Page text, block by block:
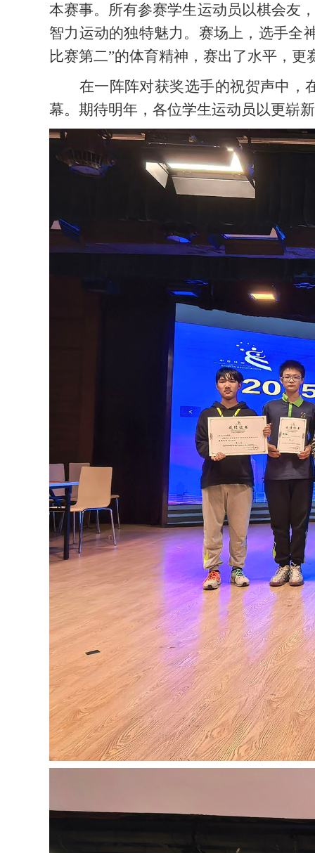
本赛事。所有参赛学生运动员以棋会友
智力运动的独特魅力。赛场上，选手全
比赛第二”的体育精神，赛出了水平，
在一阵阵对获奖选手的祝贺声中，
幕。期待明年，各位学生运动员以更崭